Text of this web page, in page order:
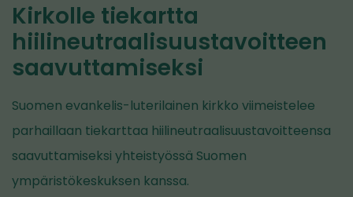
Kirkolle tiekartta
hiilineutraalisuustavoitteen
saavuttamiseksi
Suomen evankelis-luterilainen kirkko viimeistelee
parhaillaan tiekarttaa hiilineutraalisuustavoitteensa
saavuttamiseksi yhteistyössä Suomen
ympäristökeskuksen kanssa.